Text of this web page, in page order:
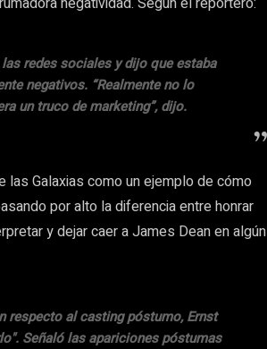
redes sociales y dijo que estaba
negativos. “Realmente no lo
un truco de marketing”, dijo.
las Galaxias como un ejemplo de cómo
por alto la diferencia entre honrar
y dejar caer a James Dean en algún
respecto al casting póstumo, Ernst
Señaló las apariciones póstumas